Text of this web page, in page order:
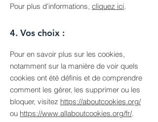
Pour plus d'informations, cliquez ici.
4. Vos choix :
Pour en savoir plus sur les cookies,
notamment sur la manière de voir quels
cookies ont été définis et de comprendre
comment les gérer, les supprimer ou les
bloquer, visitez https://aboutcookies.org/
ou https://www.allaboutcookies.org/fr/.